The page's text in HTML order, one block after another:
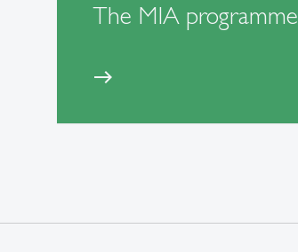
The MIA programme
east